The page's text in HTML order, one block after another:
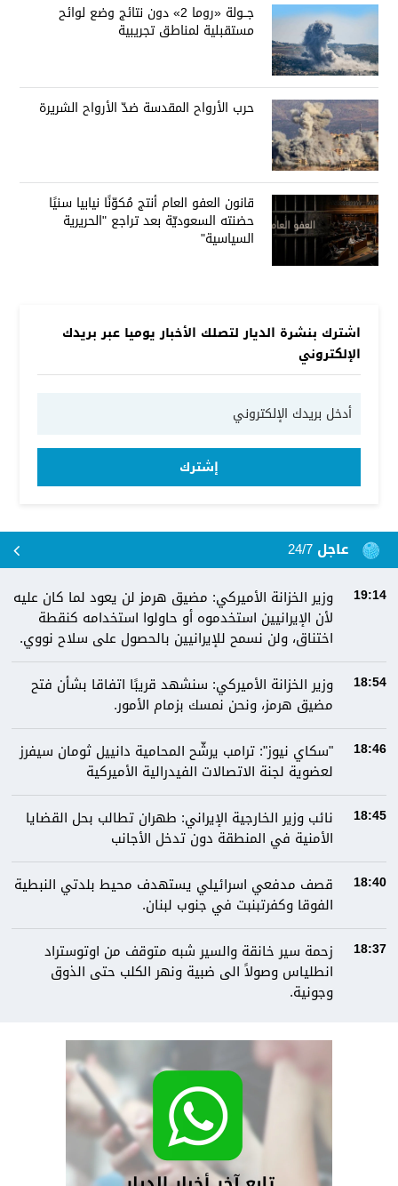
جــولة «روما 2» دون نتائج وضع لوائح
مستقبلية لمناطق تجريبية
حرب الأرواح المقدسة ضدّ الأرواح الشريرة
قانون العفو العام أنتج مُكوّنًا نيابيا سنيًا
حضنته السعوديّة بعد تراجع "الحريرية
السياسية"
اشترك بنشرة الديار لتصلك الأخبار يوميا عبر بريدك
الإلكتروني
إشترك
عاجل 24/7
19:14
وزير الخزانة الأميركي: مضيق هرمز لن يعود لما كان عليه
لأن الإيرانيين استخدموه أو حاولوا استخدامه كنقطة
اختناق، ولن نسمح للإيرانيين بالحصول على سلاح نووي.
18:54
وزير الخزانة الأميركي: سنشهد قريبًا اتفاقا بشأن فتح
مضيق هرمز، ونحن نمسك بزمام الأمور.
18:46
"سكاي نيوز": ترامب يرشّح المحامية دانييل ثومان سيفرز
لعضوية لجنة الاتصالات الفيدرالية الأميركية
18:45
نائب وزير الخارجية الإيراني: طهران تطالب بحل القضايا
الأمنية في المنطقة دون تدخل الأجانب
18:40
قصف مدفعي اسرائيلي يستهدف محيط بلدتي النبطية
الفوقا وكفرتبنبت في جنوب لبنان.
18:37
زحمة سير خانقة والسير شبه متوقف من اوتوستراد
انطلياس وصولاً الى ضبية ونهر الكلب حتى الذوق
وجونية.